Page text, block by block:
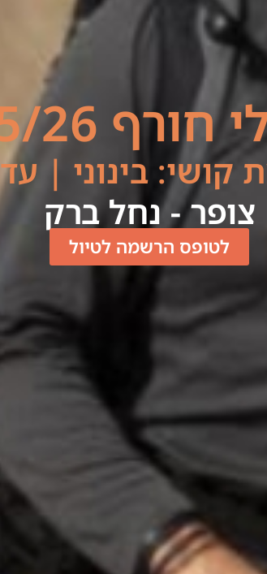
חורף 25/26
בינוני | עד 25 ק"מ ליום
צופר - נחל ברק
לטופס הרשמה לטיול